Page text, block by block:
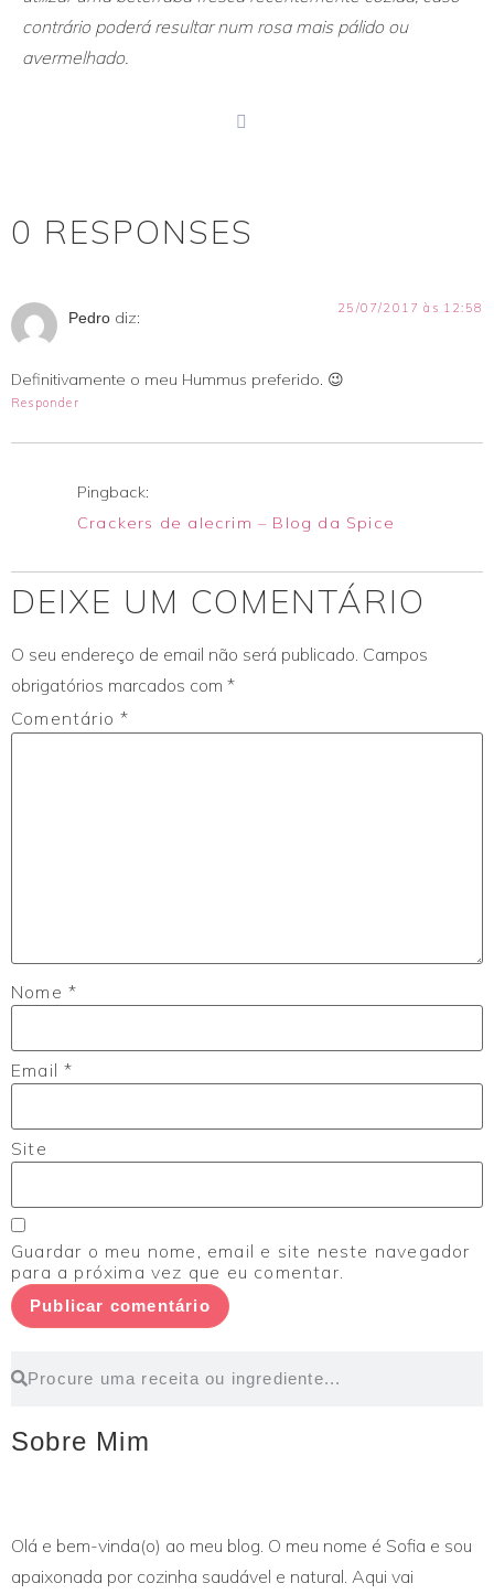
contrário poderá resultar num rosa mais pálido ou
avermelhado.
0 RESPONSES
Pedro diz: 25/07/2017 às 12:58
Definitivamente o meu Hummus preferido. 😉
Responder
Pingback:
Crackers de alecrim – Blog da Spice
DEIXE UM COMENTÁRIO
O seu endereço de email não será publicado. Campos
obrigatórios marcados com *
Comentário*
Nome *
Email*
Site
Guardar o meu nome, email e site neste navegador
para a próxima vez que eu comentar.
Sobre Mim
Olá e bem-vinda(o) ao meu blog. O meu nome é Sofia e sou
apaixonada por cozinha saudável e natural. Aqui vai